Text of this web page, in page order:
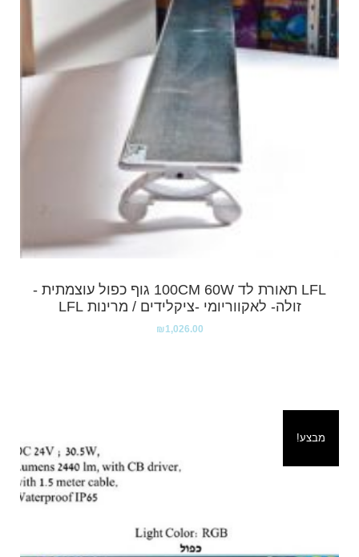
LFL תאורת לד 100CM 60W גוף כפול עוצמתית -
זולה- לאקווריומי -ציקלידים / מרינות LFL
₪1,026.00
מבצע!